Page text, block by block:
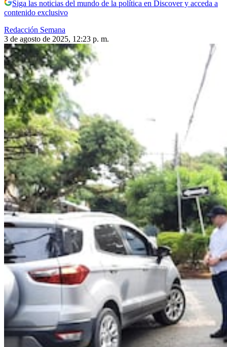
Siga las noticias del mundo de la política en Discover y acceda a
contenido exclusivo
Redacción Semana
3 de agosto de 2025, 12:23 p. m.